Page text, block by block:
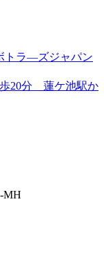
トラ―ズジャパン
20分 蓮ケ池駅か
MH